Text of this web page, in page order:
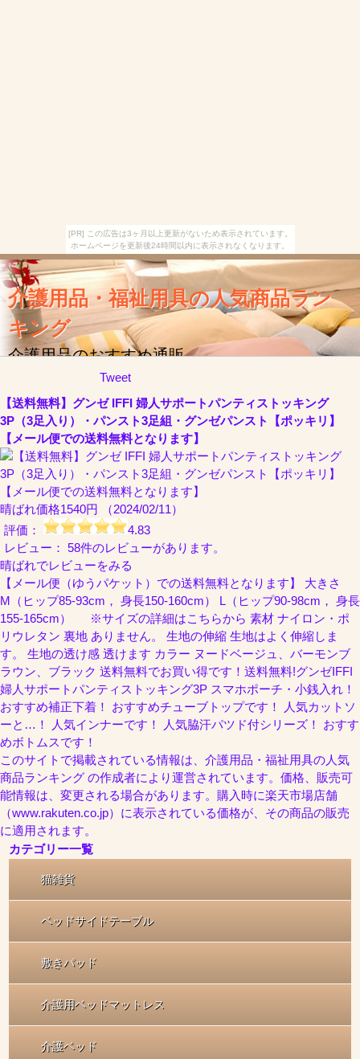
[PR] この広告は3ヶ月以上更新がないため表示されています。
ホームページを更新後24時間以内に表示されなくなります。
介護用品・福祉用具の人気商品ラン
キング
介護用品のおすすめ通販
Tweet
【送料無料】グンゼ IFFI 婦人サポートパンティストッキング
3P（3足入り）・パンスト3足組・グンゼパンスト【ポッキリ】
【メール便での送料無料となります】
晴ばれ価格1540円 （2024/02/11）
評価：
4.83
レビュー： 58件のレビューがあります。
晴ばれでレビューをみる
【メール便（ゆうパケット）での送料無料となります】 大きさ
M（ヒップ85-93cm， 身長150-160cm） L（ヒップ90-98cm， 身長
155-165cm） ※サイズの詳細はこちらから 素材 ナイロン・ポ
リウレタン 裏地 ありません。 生地の伸縮 生地はよく伸縮しま
す。 生地の透け感 透けます カラー ヌードベージュ、バーモンブ
ラウン、ブラック 送料無料でお買い得です！送料無料!グンゼIFFI
婦人サポートパンティストッキング3P スマホポーチ・小銭入れ！
おすすめ補正下着！ おすすめチューブトップです！ 人気カットソ
ーと…！ 人気インナーです！ 人気脇汗パツド付シリーズ！ おすす
めボトムスです！
このサイトで掲載されている情報は、介護用品・福祉用具の人気
商品ランキング の作成者により運営されています。価格、販売可
能情報は、変更される場合があります。購入時に楽天市場店舗
（www.rakuten.co.jp）に表示されている価格が、その商品の販売
に適用されます。
カテゴリー一覧
猫雑貨
ベッドサイドテーブル
敷きパッド
介護用ベッドマットレス
介護ベッド